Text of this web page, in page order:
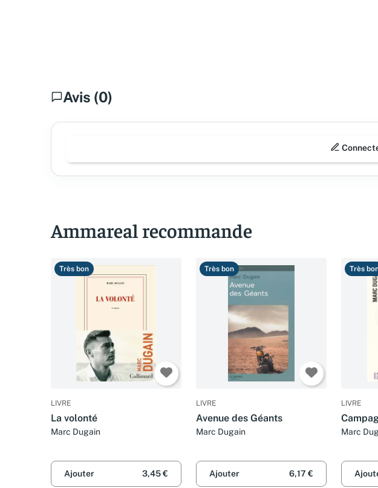
Avis (0)
Ammareal recommande
Très bon
LIVRE
La volonté
Marc Dugain
Ajouter 3,45 €
Très bon
LIVRE
Avenue des Géants
Marc Dugain
Ajouter 6,17 €
Très
LIVRE
Marc